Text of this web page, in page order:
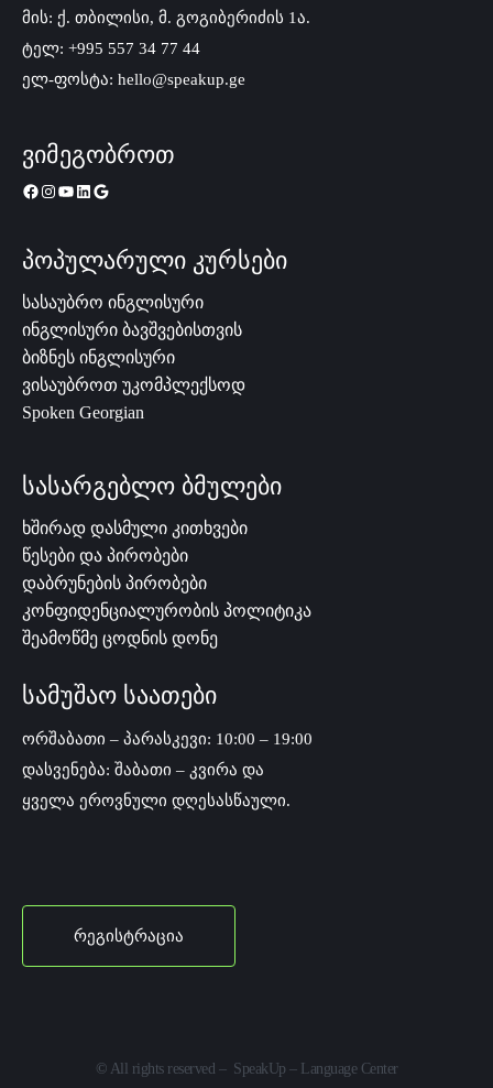
მის: ქ. თბილისი, მ. გოგიბერიძის 1ა.
ტელ: +995 557 34 77 44
ელ-ფოსტა: hello@speakup.ge
ვიმეგობროთ
პოპულარული კურსები
სასაუბრო ინგლისური
ინგლისური ბავშვებისთვის
ბიზნეს ინგლისური
ვისაუბროთ უკომპლექსოდ
Spoken Georgian
სასარგებლო ბმულები
ხშირად დასმული კითხვები
წესები და პირობები
დაბრუნების პირობები
კონფიდენციალურობის პოლიტიკა
შეამოწმე ცოდნის დონე
სამუშაო საათები
ორშაბათი – პარასკევი: 10:00 – 19:00
დასვენება: შაბათი – კვირა და
ყველა ეროვნული დღესასწაული.
რეგისტრაცია
© All rights reserved – SpeakUp – Language Center